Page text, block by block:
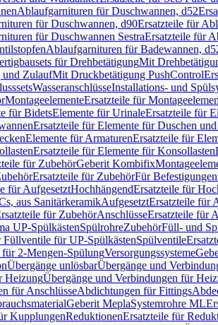
Ablaufgarnituren für Duschwannen, d52
für Duschwannen, d90Ersatzteile für
für Duschwannen SestraErsatzteile für
Ablaufgarnituren für Badewannen,
für DrehbetätigungMit
und ZulaufMit Druckbetätigung PushControl
WasseranschlüsseInstallations- und
MontageelementeErsatzteile für
für BidetsElemente für UrinaleErsatzteile für
Ersatzteile für Elemente für Duschen
Elemente für ArmaturenErsatzteile für
Ersatzteile für Elemente für Konsollasten
für ZubehörGeberit Kombifix
Ersatzteile für ZubehörFür Befestigungen
für AufgesetztHochhängendErsatzteile für
aus SanitärkeramikAufgesetztErsatzteile für
für ZubehörAnschlüsseErsatzteile für
UP-SpülkästenSpülrohreZubehörFüll- und
Füllventile für UP-SpülkästenSpülventile
für 2-Mengen-SpülungVersorgungssysteme
Übergänge unlösbarÜbergänge und
HeizungÜbergänge und Verbindungen für
für AnschlüsseAbdichtungen für Fittings
Geberit MeplaSystemrohre ML
KupplungenReduktionenErsatzteile für